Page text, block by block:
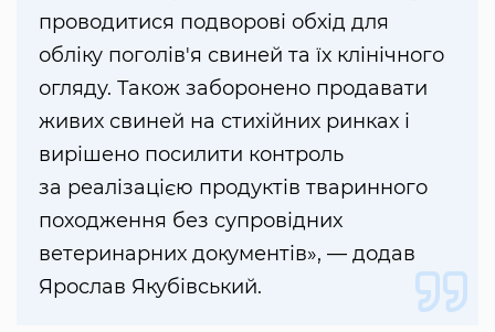
проводитися подворові обхід для
обліку поголів'я свиней та їх клінічного
огляду. Також заборонено продавати
живих свиней на стихійних ринках і
вирішено посилити контроль
за реалізацією продуктів тваринного
походження без супровідних
ветеринарних документів», — додав
Ярослав Якубівський.